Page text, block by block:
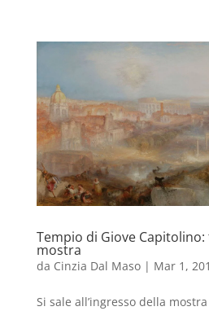
Tempio di Giove
mostra
da Cinzia Dal Maso| Mar 1,
Si sale all’ingresso della